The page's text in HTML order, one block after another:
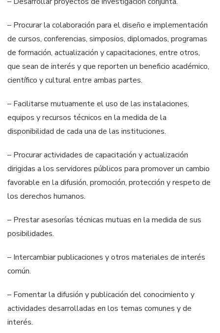
– Procurar la colaboración para el diseño e implementación
de cursos, conferencias, simposios, diplomados, programas
de formación, actualización y capacitaciones, entre otros,
que sean de interés y que reporten un beneficio académico,
científico y cultural entre ambas partes.
– Facilitarse mutuamente el uso de las instalaciones,
equipos y recursos técnicos en la medida de la
disponibilidad de cada una de las instituciones.
– Procurar actividades de capacitación y actualización
dirigidas a los servidores públicos para promover un cambio
favorable en la difusión, promoción, protección y respeto de
los derechos humanos.
– Prestar asesorías técnicas mutuas en la medida de sus
posibilidades.
– Intercambiar publicaciones y otros materiales de interés
común.
– Fomentar la difusión y publicación del conocimiento y
actividades desarrolladas en los temas comunes y de
interés.